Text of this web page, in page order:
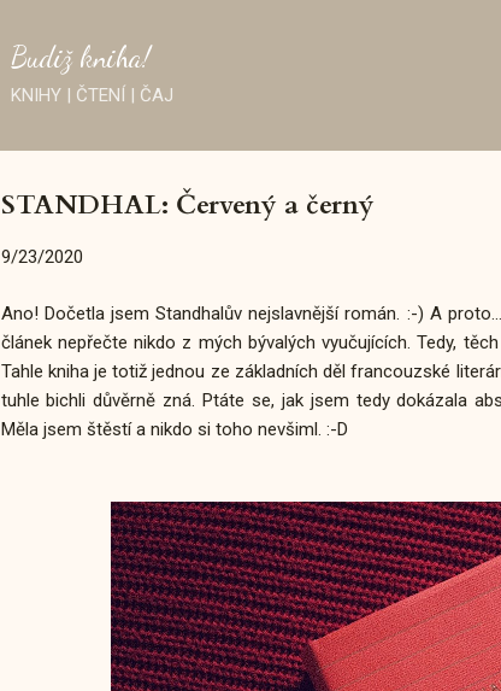
Budiž kniha!
KNIHY | ČTENÍ | ČAJ
STANDHAL: Červený a černý
9/23/2020
Ano! Dočetla jsem Standhalův nejslavnější román. :-) A
článek nepřečte nikdo z mých bývalých vyučujících. Tedy,
Tahle kniha je totiž jednou ze základních děl francouzské
tuhle bichli důvěrně zná. Ptáte se, jak jsem tedy dokázala
Měla jsem štěstí a nikdo si toho nevšiml. :-D